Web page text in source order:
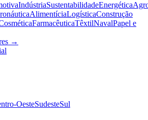
IndústriaSustentabilidadeEnergética
AlimentíciaLogísticaConstrução
FarmacêuticaTêxtilNavalPapel e
→
OesteSudesteSul